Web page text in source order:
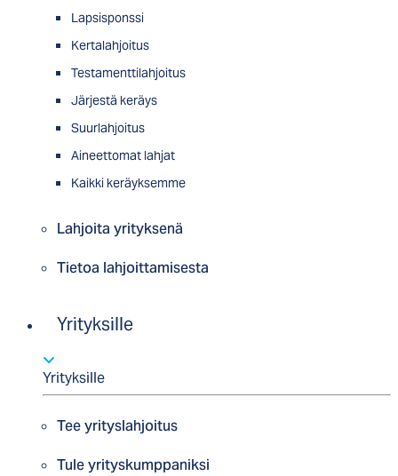
Lapsisponssi
Kertalahjoitus
Testamenttilahjoitus
Järjestä keräys
Suurlahjoitus
Aineettomat lahjat
Kaikki keräyksemme
Lahjoita yrityksenä
Tietoa lahjoittamisesta
Yrityksille
Yrityksille
Tee yrityslahjoitus
Tule yrityskumppaniksi